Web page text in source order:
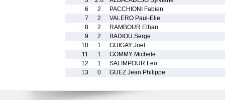
6
2
PACCHIONI Fabien
7
2
VALERO Paul-Elie
8
2
RAMBOUR Ethan
9
2
BADIOU Serge
10
1
GUIGAY Joel
11
1
GOMMY Michele
12
1
SALIMPOUR Leo
13
0 GUEZ Jean Philippe